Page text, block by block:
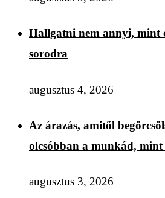
Hallgatni nem annyi, mint
sorodra
augusztus 4, 2026
Az árazás, amitől
olcsóbban a munkád,
augusztus 3, 2026